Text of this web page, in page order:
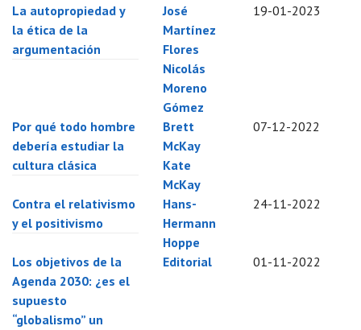
La autopropiedad y
la ética de la
argumentación
José
Martínez
Flores
Nicolás
Moreno
Gómez
19-01-2023
Por qué todo hombre
debería estudiar la
cultura clásica
Brett
McKay
Kate
McKay
07-12-2022
Contra el relativismo
y el positivismo
Hans-
Hermann
Hoppe
24-11-2022
Los objetivos de la
Agenda 2030: ¿es el
supuesto
“globalismo” un
Editorial 01-11-2022